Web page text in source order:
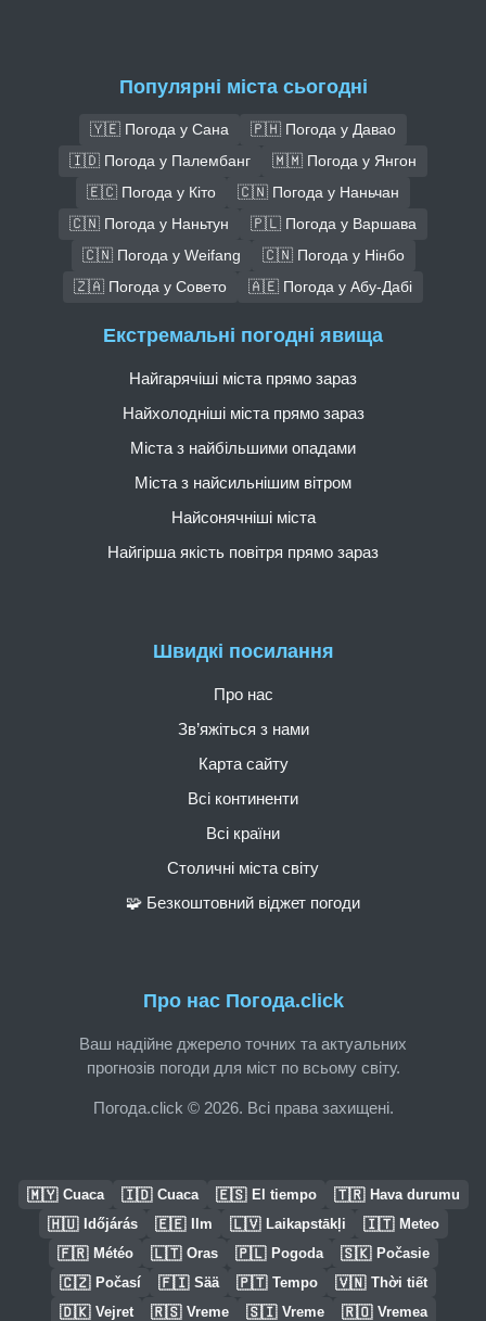
Популярні міста сьогодні
🇾🇪 Погода у Сана
🇵🇭 Погода у Давао
🇮🇩 Погода у Палембанг
🇲🇲 Погода у Янгон
🇪🇨 Погода у Кіто
🇨🇳 Погода у Наньчан
🇨🇳 Погода у Наньтун
🇵🇱 Погода у Варшава
🇨🇳 Погода у Weifang
🇨🇳 Погода у Нінбо
🇿🇦 Погода у Совето
🇦🇪 Погода у Абу-Дабі
Про нас Погода.click
Ваш надійне джерело точних та актуальних
прогнозів погоди для міст по всьому світу.
Погода.click © 2026. Всі права захищені.
Швидкі посилання
Про нас
Зв’яжіться з нами
Карта сайту
Всі континенти
Всі країни
Столичні міста світу
🧩 Безкоштовний віджет погоди
Екстремальні погодні явища
Найгарячіші міста прямо зараз
Найхолодніші міста прямо зараз
Міста з найбільшими опадами
Міста з найсильнішим вітром
Найсонячніші міста
Найгірша якість повітря прямо зараз
🇲🇾 Cuaca 🇮🇩 Cuaca 🇪🇸 El tiempo 🇹🇷 Hava durumu
🇭🇺 Időjárás 🇪🇪 Ilm 🇱🇻 Laikapstākļi 🇮🇹 Meteo
🇫🇷 Météo 🇱🇹 Oras 🇵🇱 Pogoda 🇸🇰 Počasie
🇨🇿 Počasí 🇫🇮 Sää 🇵🇹 Tempo 🇻🇳 Thời tiết
🇩🇰 Vejret 🇷🇸 Vreme 🇸🇮 Vreme 🇷🇴 Vremea